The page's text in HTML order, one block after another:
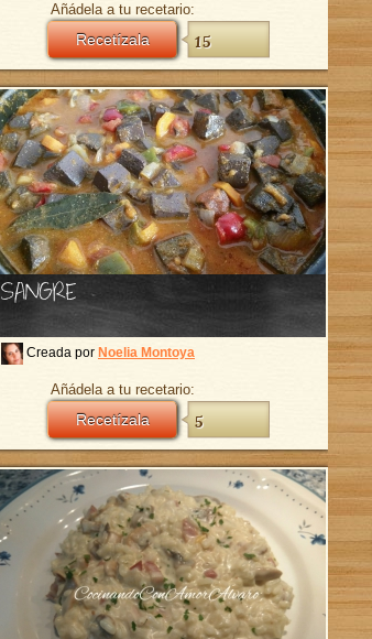
Añádela a tu recetario:
Recetízala 15
SANGRE
Creada por Noelia Montoya
Añádela a tu recetario:
Recetízala 5